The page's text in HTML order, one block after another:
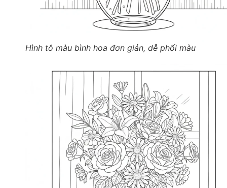
Hình tô màu bình hoa đơn giản, dễ phối màu